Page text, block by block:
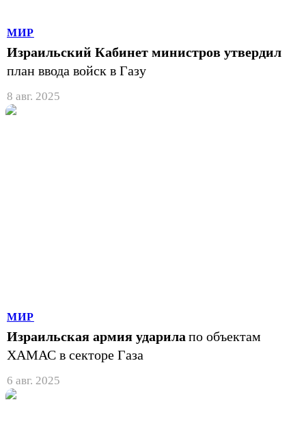
МИР
Израильский Кабинет министров утвердил
план ввода войск в Газу
8 авг. 2025
МИР
Израильская армия ударила по объектам
ХАМАС в секторе Газа
6 авг. 2025